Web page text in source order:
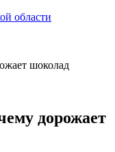
области
шоколад
дорожает